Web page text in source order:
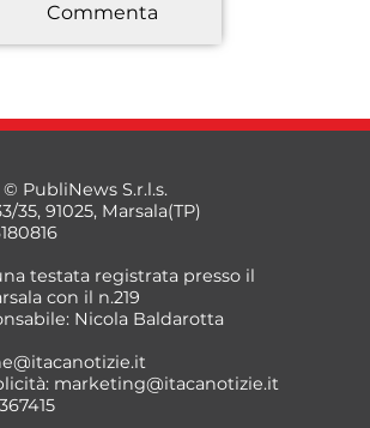
*
Commenta
PubliNews S.r.l.s.
35, 91025, Marsala(TP)
testata registrata presso il
con il n.219
Nicola Baldarotta
marketing@itacanotizie.it